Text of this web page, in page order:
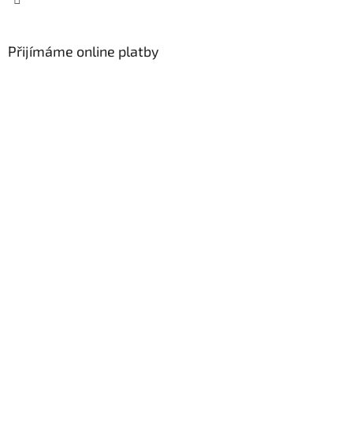
Přijímáme online platby